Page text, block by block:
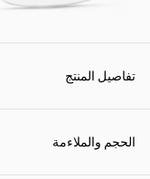
تفاصيل المنتج
الحجم والملاءمة